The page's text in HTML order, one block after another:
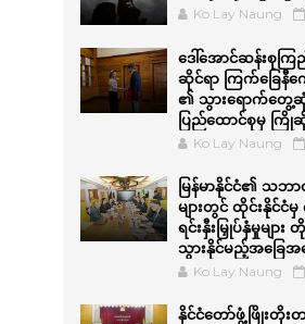
Ko Lay Naung
ဒေါ်အောင်ဆန်းစုက
ဆိုင်ရာ ကြက်ခြေနီက
၏ သွားရောက်တွေ့
ပြည်ထောင်စုမှ ကြို
Ko Lay Naung
မြန်မာနိုင်ငံ၏ သဘ
များတွင် ထိုင်းနိုင်ငံမှ
ရင်းနှီးမြှုပ်နှံမှုများ
သွားနိုင်မည့်အခြေအန
Ko Lay Naung
နိုင်ငံတော်ဖွံ့ဖြိုးတို